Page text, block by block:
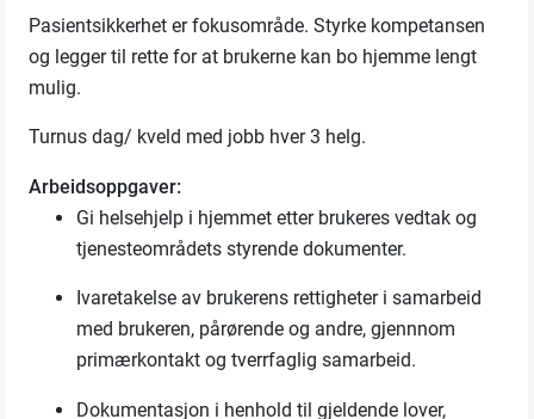
Pasientsikkerhet er fokusområde. Styrke kompetansen
og legger til rette for at brukerne kan bo hjemme lengt
mulig.
Turnus dag/ kveld med jobb hver 3 helg.
Arbeidsoppgaver:
Gi helsehjelp i hjemmet etter brukeres vedtak og
tjenesteområdets styrende dokumenter.
Ivaretakelse av brukerens rettigheter i samarbeid
med brukeren, pårørende og andre, gjennnom
primærkontakt og tverrfaglig samarbeid.
Dokumentasjon i henhold til gjeldende lover,